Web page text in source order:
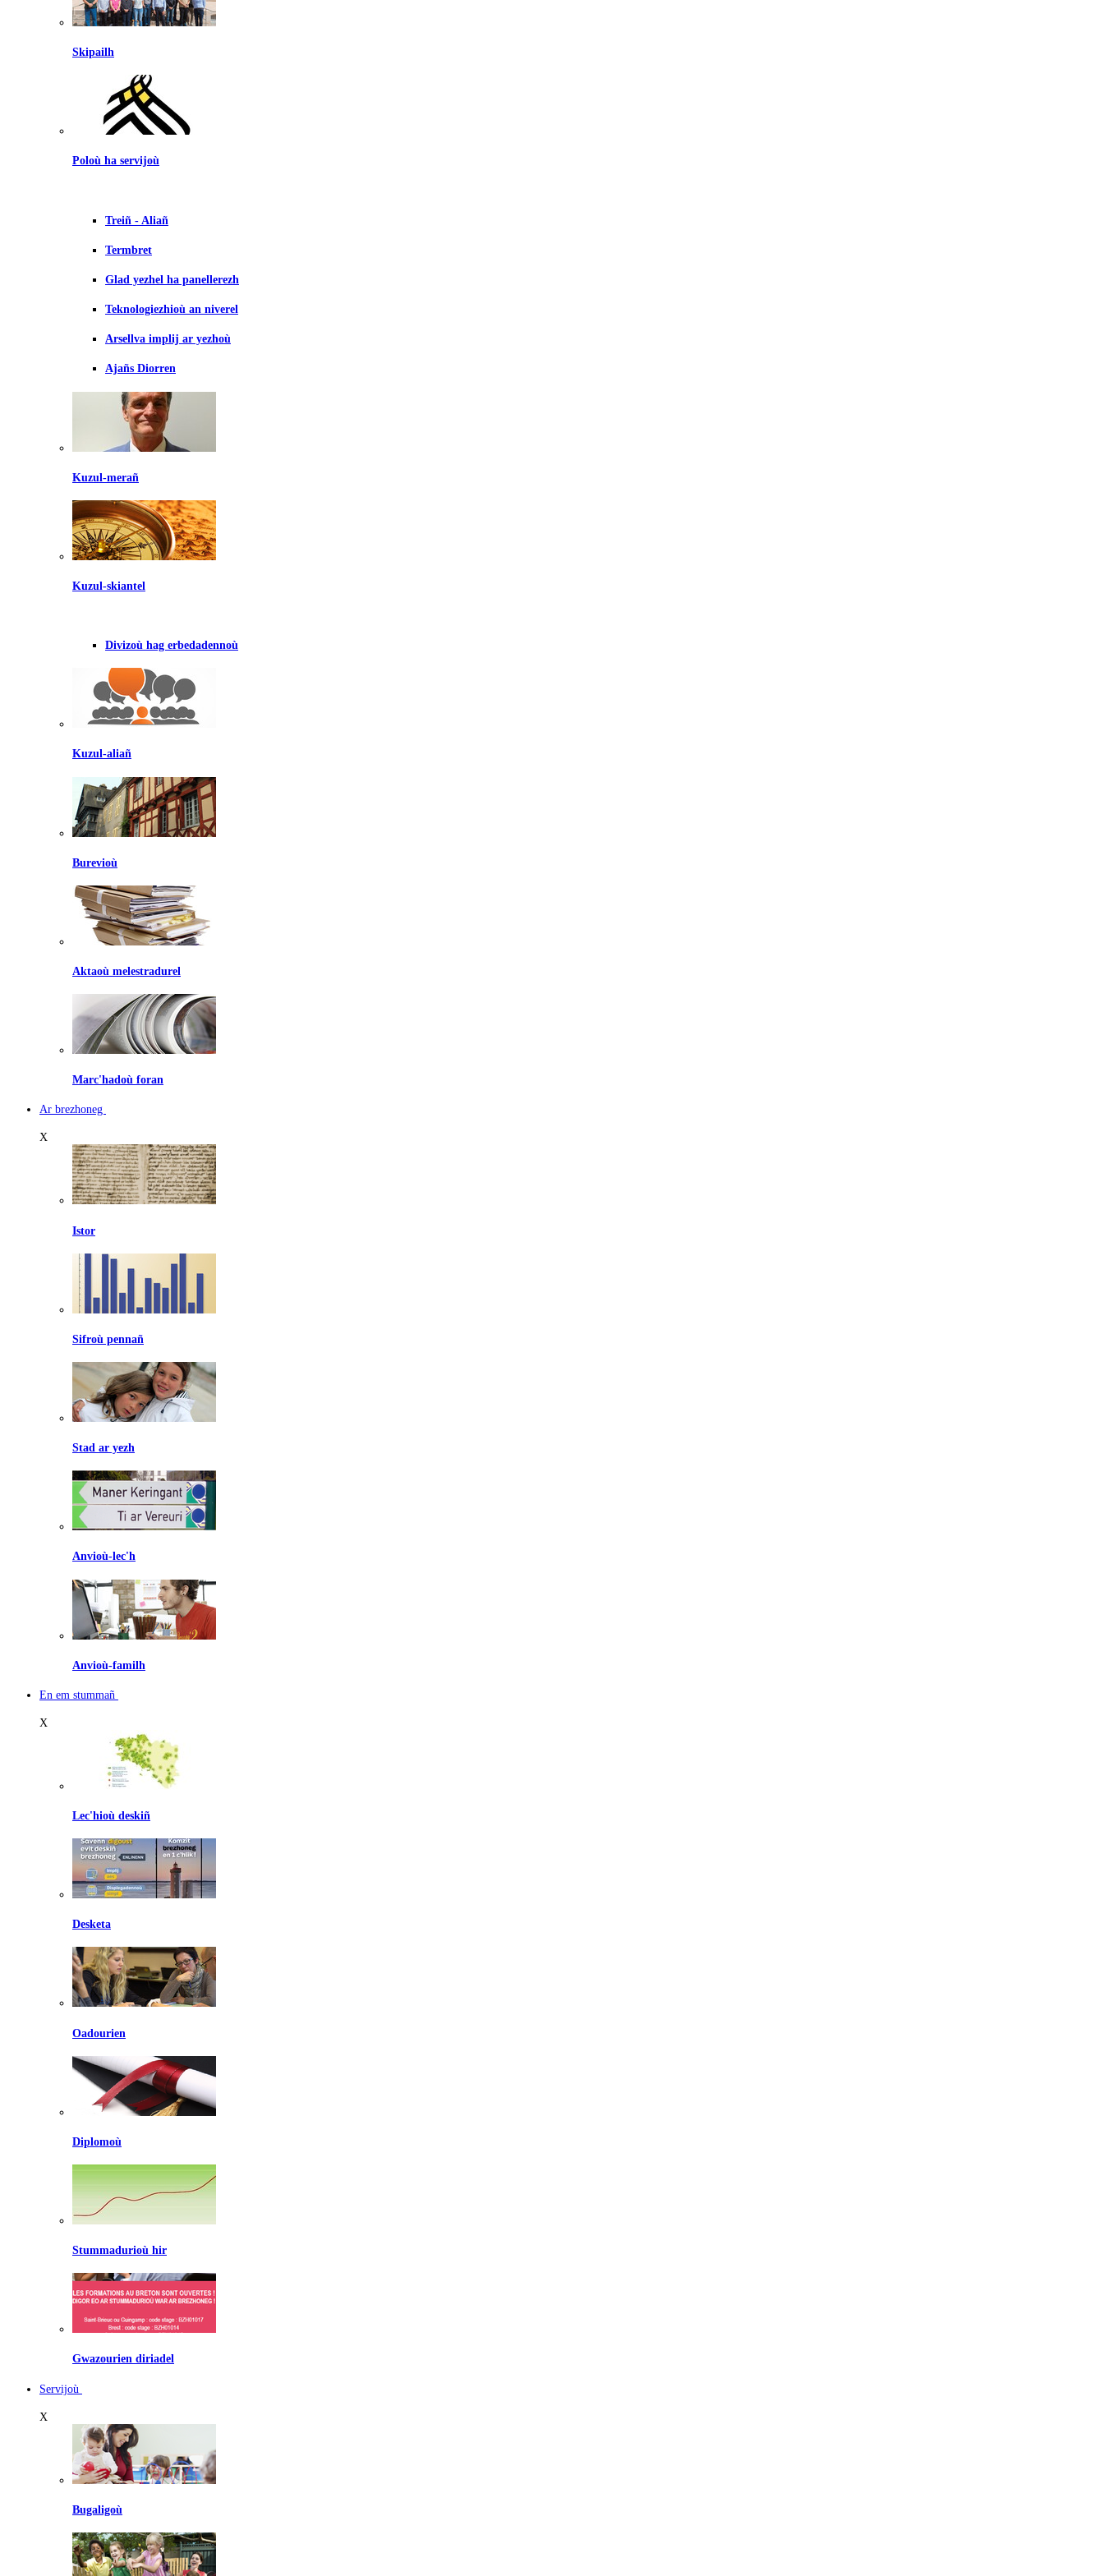
Skipailh
Poloù ha servijoù
Treiñ - Aliañ
Termbret
Glad yezhel ha panellerezh
Teknologiezhioù an niverel
Arsellva implij ar yezhoù
Ajañs Diorren
Kuzul-merañ
Kuzul-skiantel
Divizoù hag erbedadennoù
Kuzul-aliañ
Burevioù
Aktaoù melestradurel
Marc'hadoù foran
Ar brezhoneg
X
Istor
Sifroù pennañ
Stad ar yezh
Anvioù-lec'h
Anvioù-familh
En em stummañ
X
Lec'hioù deskiñ
Desketa
Oadourien
Diplomoù
Stummadurioù hir
Gwazourien diriadel
Servijoù
X
Bugaligoù